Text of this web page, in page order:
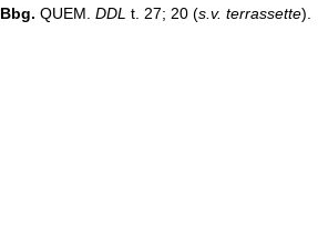
Bbg. QUEM. DDL t. 27; 20 (s.v. terrassette).